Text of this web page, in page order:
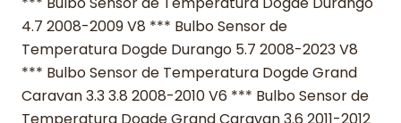
4.7 2008-2009 V8 *** Bulbo Sensor de
Temperatura Dogde Durango 5.7 2008-2023 V8
*** Bulbo Sensor de Temperatura Dogde Grand
Caravan 3.3 3.8 2008-2010 V6 *** Bulbo Sensor de
Temperatura Dogde Grand Caravan 3.6 2011-2012